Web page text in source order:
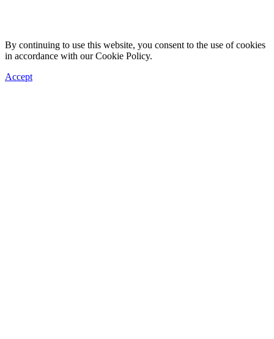
By continuing to use this website, you consent to the use of cookies
in accordance with our Cookie Policy.
Accept